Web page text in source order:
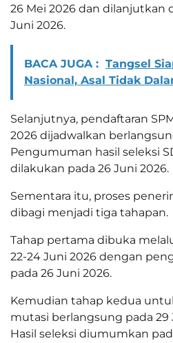
26 Mei 2026 dan dilanjutkan
Juni 2026.
BACA JUGA : Tangsel
Nasional, Asal Tidak
Selanjutnya, pendaftaran
2026 dijadwalkan
Pengumuman hasil seleksi
dilakukan pada 26 Juni 2026.
Sementara itu, proses
dibagi menjadi tiga tahapan.
Tahap pertama dibuka
22-24 Juni 2026 dengan
pada 26 Juni 2026.
Kemudian tahap kedua
mutasi berlangsung pada 29
Hasil seleksi diumumkan